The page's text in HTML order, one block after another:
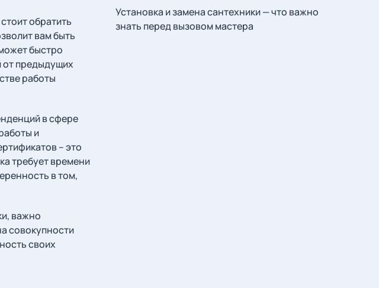
обратить
вам быть
быстро
от предыдущих
работы
в сфере
и
– это
требует времени
в том,
важно
совокупности
своих
Установка и замена сантехники — что важно
знать перед вызовом мастера